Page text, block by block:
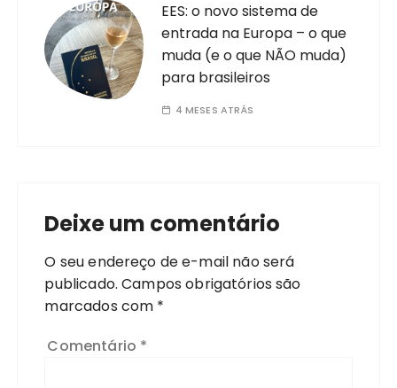
EES: o novo sistema de
entrada na Europa – o que
muda (e o que NÃO muda)
para brasileiros
4 MESES ATRÁS
Deixe um comentário
O seu endereço de e-mail não será
publicado. Campos obrigatórios são
marcados com *
Comentário *